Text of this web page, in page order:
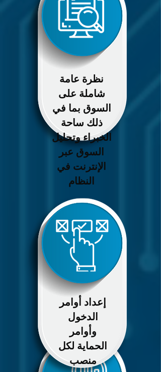
إعداد أوامر
الدخول
وأوامر
الحماية لكل
منصب
نظرة عامة
شاملة على
السوق بما في
ذلك ساحة
الخبراء وتحليل
السوق عبر
الإنترنت في
النظام